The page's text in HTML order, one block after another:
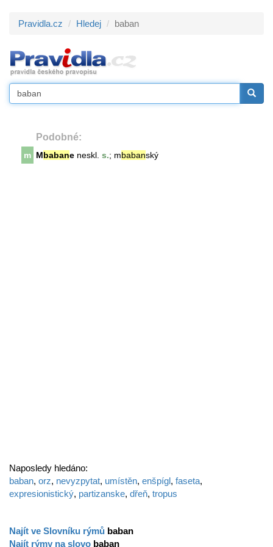
Pravidla.cz Hledej baban
Podobné:
m Mbabane neskl. s.; mbabanský
Naposledy hledáno:
baban, orz, nevyzpytat, umístěn, enšpígl, faseta,
expresionistický, partizanske, dřeň, tropus
Najít ve Slovníku rýmů baban
Najít rýmy na slovo baban